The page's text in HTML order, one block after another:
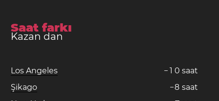
Saat farkı
Kazan dan
Los Angeles − 1 0 saat
Şikago
−8 saat